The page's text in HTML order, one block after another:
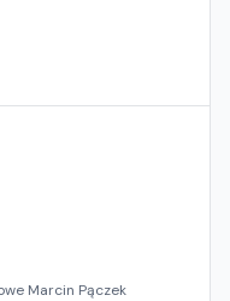
Marcin Pączek